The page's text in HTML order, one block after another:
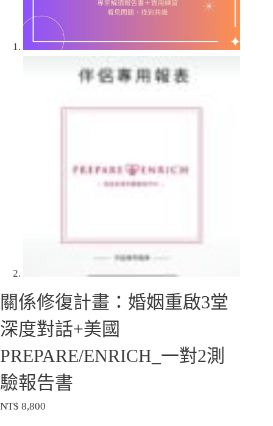
關係修復計畫：婚姻重啟3堂
深度對話+美國
PREPARE/ENRICH_一對2測
驗報告書
NT$ 8,800